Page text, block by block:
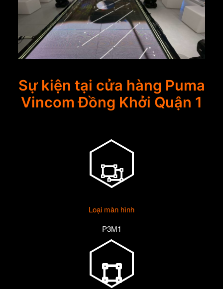
RECRUITMENT
CONTACT
EN
Sự kiện tại cửa hàng Puma
Vincom Đồng Khởi Quận 1
Loại màn hình
P3M1